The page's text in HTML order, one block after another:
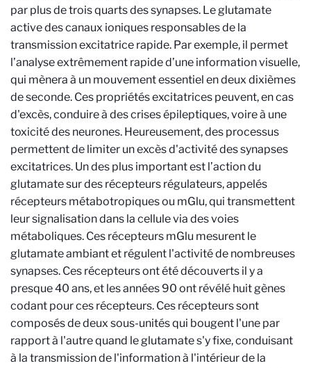
par plus de trois quarts des synapses. Le glutamate
active des canaux ioniques responsables de la
transmission excitatrice rapide. Par exemple, il permet
l’analyse extrêmement rapide d’une information visuelle,
qui mènera à un mouvement essentiel en deux dixièmes
de seconde. Ces propriétés excitatrices peuvent, en cas
d'excès, conduire à des crises épileptiques, voire à une
toxicité des neurones. Heureusement, des processus
permettent de limiter un excès d'activité des synapses
excitatrices. Un des plus important est l’action du
glutamate sur des récepteurs régulateurs, appelés
récepteurs métabotropiques ou mGlu, qui transmettent
leur signalisation dans la cellule via des voies
métaboliques. Ces récepteurs mGlu mesurent le
glutamate ambiant et régulent l'activité de nombreuses
synapses. Ces récepteurs ont été découverts il y a
presque 40 ans, et les années 90 ont révélé huit gènes
codant pour ces récepteurs. Ces récepteurs sont
composés de deux sous-unités qui bougent l'une par
rapport à l'autre quand le glutamate s'y fixe, conduisant
à la transmission de l'information à l'intérieur de la